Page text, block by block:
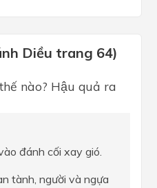
Diều trang 64)
nào? Hậu quả ra
đánh cối xay gió.
tành, người và ngựa